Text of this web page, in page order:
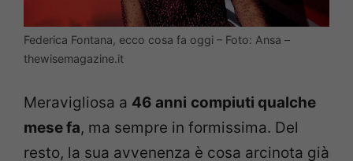
Federica Fontana, ecco cosa fa oggi – Foto: Ansa –
thewisemagazine.it
Meravigliosa a 46 anni compiuti qualche
mese fa, ma sempre in formissima. Del
resto, la sua avvenenza è cosa arcinota già